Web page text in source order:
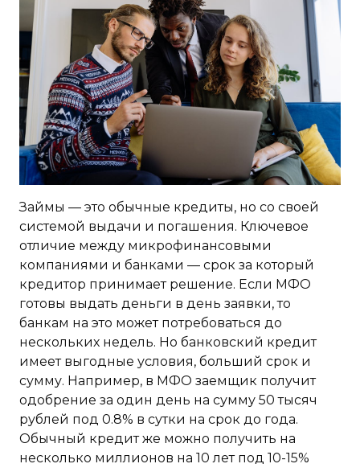
Займы — это обычные кредиты, но со своей
системой выдачи и погашения. Ключевое
отличие между микрофинансовыми
компаниями и банками — срок за который
кредитор принимает решение. Если МФО
готовы выдать деньги в день заявки, то
банкам на это может потребоваться до
нескольких недель. Но банковский кредит
имеет выгодные условия, больший срок и
сумму. Например, в МФО заемщик получит
одобрение за один день на сумму 50 тысяч
рублей под 0.8% в сутки на срок до года.
Обычный кредит же можно получить на
несколько миллионов на 10 лет под 10-15%